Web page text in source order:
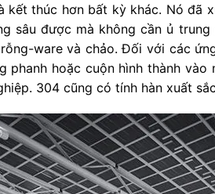
kết thúc hơn bất kỳ khác. Nó đã
sâu được mà không cần ủ
ware và chảo. Đối với các
phanh hoặc cuộn hình thành
304 cũng có tính hàn xuất